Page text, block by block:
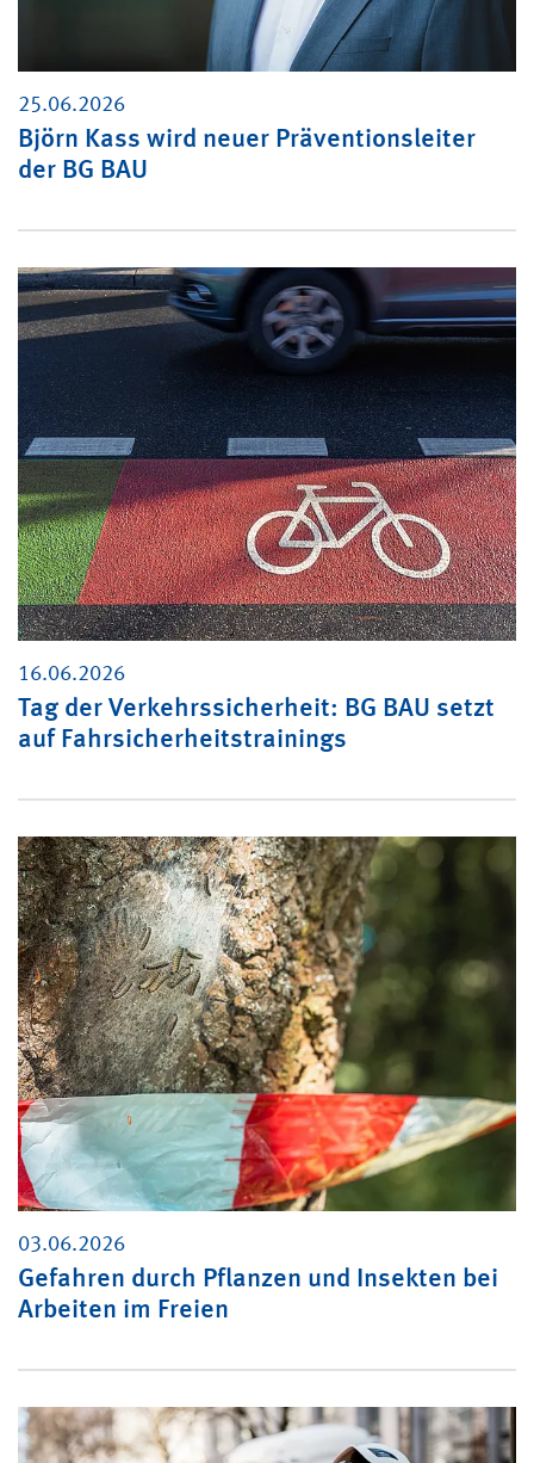
25.06.2026
Björn Kass wird neuer Präventionsleiter
der BG BAU
16.06.2026
Tag der Verkehrssicherheit: BG BAU setzt
auf Fahrsicherheitstrainings
03.06.2026
Gefahren durch Pflanzen und Insekten bei
Arbeiten im Freien